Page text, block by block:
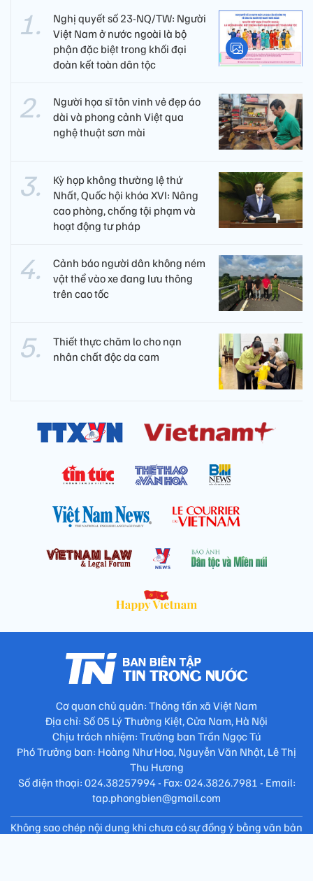
Nghị quyết số 23-NQ/TW: Người
Việt Nam ở nước ngoài là bộ
phận đặc biệt trong khối đại
đoàn kết toàn dân tộc
Người họa sĩ tôn vinh vẻ đẹp áo
dài và phong cảnh Việt qua
nghệ thuật sơn mài
Kỳ họp không thường lệ thứ
Nhất, Quốc hội khóa XVI: Nâng
cao phòng, chống tội phạm và
hoạt động tư pháp
Cảnh báo người dân không ném
vật thể vào xe đang lưu thông
trên cao tốc
Thiết thực chăm lo cho nạn
nhân chất độc da cam
Cơ quan chủ quản: Thông tấn xã Việt Nam
Địa chỉ: Số 05 Lý Thường Kiệt, Cửa Nam, Hà Nội
Chịu trách nhiệm: Trưởng ban Trần Ngọc Tú
Phó Trưởng ban: Hoàng Như Hoa, Nguyễn Văn Nhật, Lê Thị
Thu Hương
Số điện thoại: 024.38257994 - Fax: 024.3826.7981 - Email:
tap.phongbien@gmail.com
Không sao chép nội dung khi chưa có sự đồng ý bằng văn bản